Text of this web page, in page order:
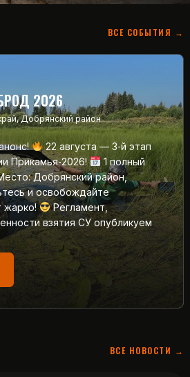
ВСЕ СОБЫТИЯ →
2026
Добрянский район
22 августа — 3‑й этап
Прикамья‑2026!
1 полный
Добрянский район,
и освобождайте
жарко!
Регламент,
взятия СУ опубликуем
ВСЕ НОВОСТИ →